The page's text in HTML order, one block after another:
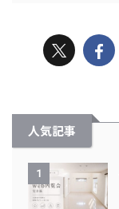
人気記事
1